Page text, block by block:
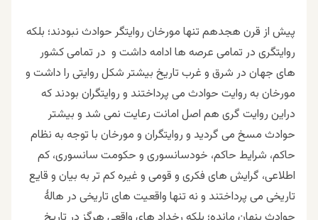
پیش از قرن هجدهم تنها مورخان روایتگر حوادث نبودند؛ بلکه
روایتگری در تمامی عرصه ها ادامه داشت و در تمامی کشور
های جهان در شرق و غرب تاریخ بیشتر شکل روایتی را داشت و
مورخان به روایت حوادث می پرداختند و روایتگران بودند که
دراین روایت گری هم اصل امانت رعایت نمی شد و بیشتر
حوادث مسخ می گردید و روایتگران و مورخان با توجه به نظام
حاکم، شرایط حاکم، خودسانسوری و حکومت سانسوری، کم
اطلاعی، گرایش های فکری و قومی و غیره کم تر به بیان و قایع
تاریخی می پرداختند و نه تنها واقعیت های تاریخی در هالۀ